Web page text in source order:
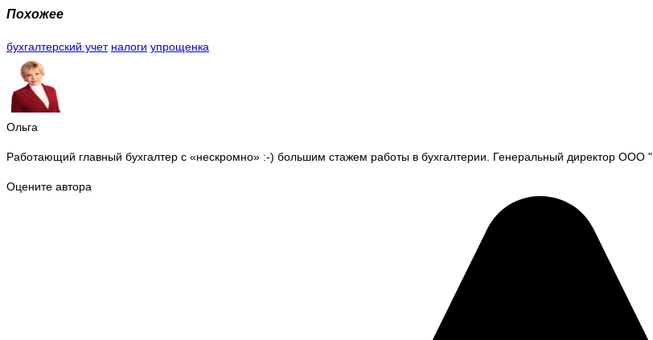
Похожее
бухгалтерский учет налоги упрощенка
Ольга
Работающий главный бухгалтер с «нескромно» :-) большим стажем работы в бухгалтерии. Генеральный директор
Оцените автора